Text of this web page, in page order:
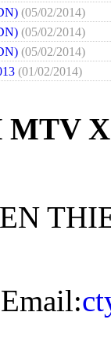
(05/02/2014)
(05/02/2014)
(05/02/2014)
(01/02/2014)
MTV